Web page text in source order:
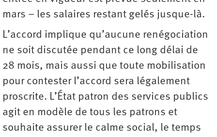
mars – les salaires restant gelés jusque-là.
L’accord implique qu’aucune renégociation
ne soit discutée pendant ce long délai de
28 mois, mais aussi que toute mobilisation
pour contester l’accord sera légalement
proscrite. L’État patron des services publics
agit en modèle de tous les patrons et
souhaite assurer le calme social, le temps